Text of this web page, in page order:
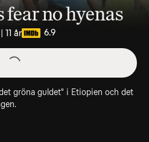
fear no hyenas
11 år 6.9
gröna guldet" i Etiopien och det